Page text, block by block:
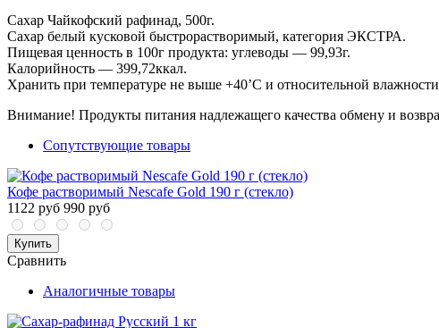
Сахар Чайкофский рафинад, 500г.
Сахар белый кусковой быстрорастворимый, категория ЭКСТРА.
Пищевая ценность в 100г продукта: углеводы — 99,93г.
Калорийность — 399,72ккал.
Хранить при температуре не выше +40’C и относительной
Внимание! Продукты питания надлежащего качества обмену и
Сопутствующие товары
Кофе растворимый Nescafe Gold 190 г (стекло)
1122 руб 990 руб
Купить
Сравнить
Аналогичные товары